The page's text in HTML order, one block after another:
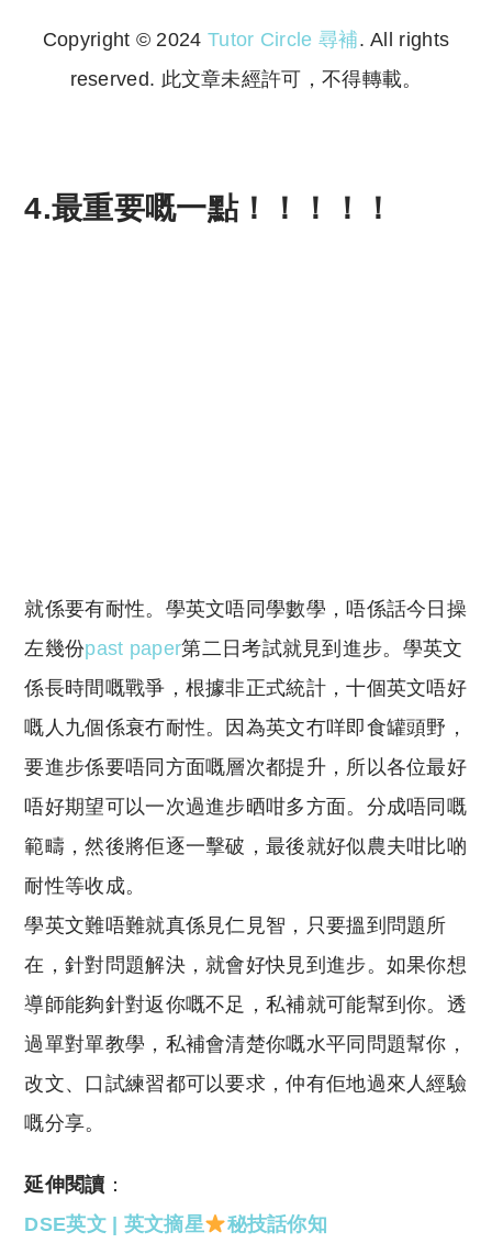
Copyright © 2024 Tutor Circle 尋補. All rights
reserved. 此文章未經許可，不得轉載。
4.最重要嘅一點！！！！！
就係要有耐性。學英文唔同學數學，唔係話今日操
左幾份past paper第二日考試就見到進步。學英文
係長時間嘅戰爭，根據非正式統計，十個英文唔好
嘅人九個係衰冇耐性。因為英文冇咩即食罐頭野，
要進步係要唔同方面嘅層次都提升，所以各位最好
唔好期望可以一次過進步晒咁多方面。分成唔同嘅
範疇，然後將佢逐一擊破，最後就好似農夫咁比啲
耐性等收成。
學英文難唔難就真係見仁見智，只要搵到問題所
在，針對問題解決，就會好快見到進步。如果你想
導師能夠針對返你嘅不足，私補就可能幫到你。透
過單對單教學，私補會清楚你嘅水平同問題幫你，
改文、口試練習都可以要求，仲有佢地過來人經驗
嘅分享。
延伸閱讀 ：
DSE英文 | 英文摘星
秘技話你知